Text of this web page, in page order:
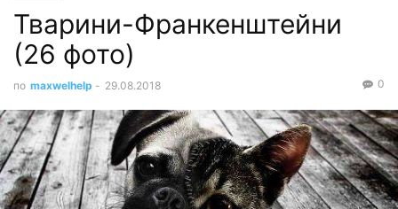
Тварини-Франкенштейни
(26 фото)
по maxwelhelp - 29.08.2018 0